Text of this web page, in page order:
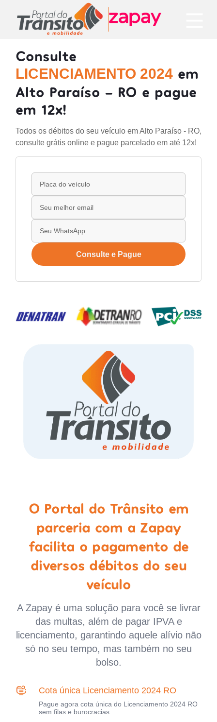
Consulte
LICENCIAMENTO 2024 em
Alto Paraíso - RO e pague
em 12x!
Todos os débitos do seu veículo em Alto Paraíso - RO,
consulte grátis online e pague parcelado em até 12x!
Consulte e Pague
O Portal do Trânsito em
parceria com a Zapay
facilita o pagamento de
diversos débitos do seu
veículo
A Zapay é uma solução para você se livrar
das multas, além de pagar IPVA e
licenciamento, garantindo aquele alívio não
só no seu tempo, mas também no seu
bolso.
Cota única Licenciamento 2024 RO
Pague agora cota única do Licenciamento 2024 RO
sem filas e burocracias.